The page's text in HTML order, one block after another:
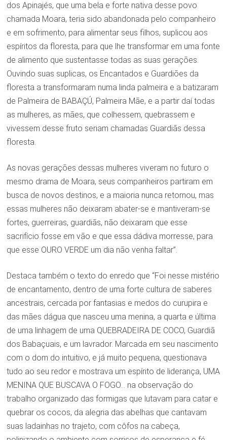
dos Apinajés, que uma bela e forte nativa desse povo
chamada Moara, teria sido abandonada pelo companheiro
e em sofrimento, para alimentar seus filhos, suplicou aos
espíritos da floresta, para que lhe transformar em uma fonte
de alimento que sustentasse todas as suas gerações.
Ouvindo suas suplicas, os Encantados e Guardiões da
floresta a transformaram numa linda palmeira e a batizaram
de Palmeira de BABAÇÚ, Palmeira Mãe, e a partir daí todas
as mulheres, as mães, que colhessem, quebrassem e
vivessem desse fruto seriam chamadas Guardiãs dessa
floresta.
As novas gerações dessas mulheres viveram no futuro o
mesmo drama de Moara, seus companheiros partiram em
busca de novos destinos, e a maioria nunca retornou, mas
essas mulheres não deixaram abater-se e mantiveram-se
fortes, guerreiras, guardiãs, não deixaram que esse
sacrifício fosse em vão e que essa dádiva morresse, para
que esse OURO VERDE um dia não venha faltar”.
Destaca também o texto do enredo que “Foi nesse mistério
de encantamento, dentro de uma forte cultura de saberes
ancestrais, cercada por fantasias e medos do curupira e
das mães dágua que nasceu uma menina, a quarta e última
de uma linhagem de uma QUEBRADEIRA DE COCO, Guardiã
dos Babaçuais, e um lavrador. Marcada em seu nascimento
com o dom do intuitivo, e já muito pequena, questionava
tudo ao seu redor e mostrava um espírito de liderança, UMA
MENINA QUE BUSCAVA O FOGO… na observação do
trabalho organizado das formigas que lutavam para catar e
quebrar os cocos, da alegria das abelhas que cantavam
suas ladainhas no trajeto, com côfos na cabeça,